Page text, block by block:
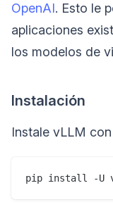
OpenAI. Esto le
aplicaciones
los modelos de
Instalación
Instale vLLM